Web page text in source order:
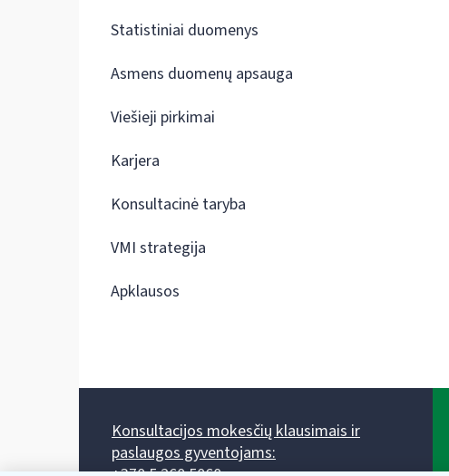
Statistiniai duomenys
Asmens duomenų apsauga
Viešieji pirkimai
Karjera
Konsultacinė taryba
VMI strategija
Apklausos
Konsultacijos mokesčių klausimais ir
paslaugos gyventojams: